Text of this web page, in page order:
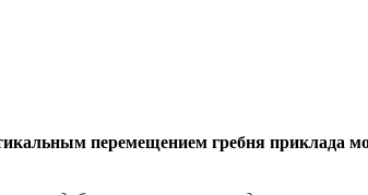
перемещением гребня приклада